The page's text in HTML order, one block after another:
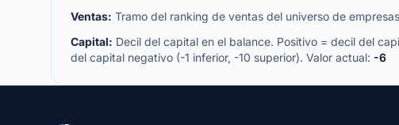
Ventas: Tramo del ranking de ventas del universo de
Capital: Decil del capital en el balance. Positivo = decil del
del capital negativo (-1 inferior, -10 superior). Valor actual: -6